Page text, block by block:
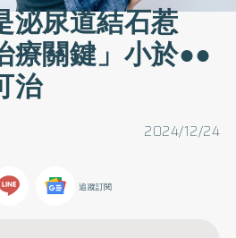
尿道結石惹
療關鍵」小於●●
治
2024/12/24
追蹤訂閱